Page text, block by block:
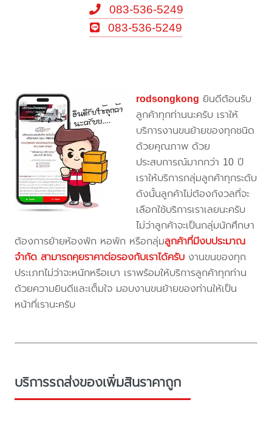
083-536-5249
083-536-5249
rodsongkong ยินดีต้อนรับ
ลูกค้าทุกท่านนะครับ เราให้
บริการงานขนย้ายของทุกชนิด
ด้วยคุณภาพ ด้วย
ประสบการณ์มากกว่า 10 ปี
เราให้บริการกลุ่มลูกค้าทุกระดับ
ดังนั้นลูกค้าไม่ต้องกังวลที่จะ
เลือกใช้บริการเราเลยนะครับ
ไม่ว่าลูกค้าจะเป็นกลุ่มนักศึกษา
ต้องการย้ายห้องพัก หอพัก หรือกลุ่มลูกค้าที่มีงบประมาณ
จำกัด สามารถคุยราคาต่อรองกับเราได้ครับ งานขนของทุก
ประเภทไม่ว่าจะหนักหรือเบา เราพร้อมให้บริการลูกค้าทุกท่าน
ด้วยความยินดีและเต็มใจ มอบงานขนย้ายของท่านให้เป็น
หน้าที่เรานะครับ
บริการรถส่งของเพิ่มสินราคาถูก